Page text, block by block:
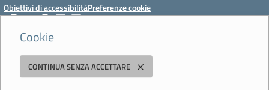
Cookie
CONTINUA SENZA ACCETTARE
Obiettivi di accessibilitàPreferenze cookie
Istituto Professionale Statale Socio-Commerciale-Artigianale "Cattaneo -
Deledda"